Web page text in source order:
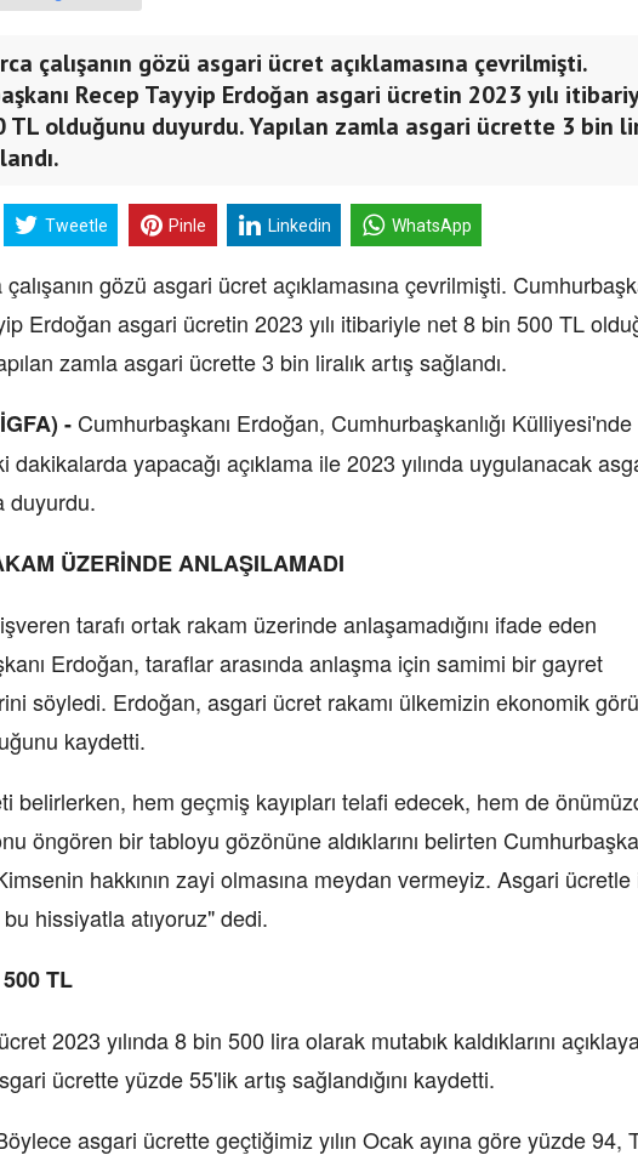
çalışanın gözü asgari ücret açıklamasına çevrilmişti.
Recep Tayyip Erdoğan asgari ücretin 2023 yılı
TL olduğunu duyurdu. Yapılan zamla asgari ücrette 3 bin
Tweetle Pinle Linkedin WhatsApp
gözü asgari ücret açıklamasına çevrilmişti.
Erdoğan asgari ücretin 2023 yılı itibariyle net 8 bin 500 TL
zamla asgari ücrette 3 bin liralık artış sağlandı.
- Cumhurbaşkanı Erdoğan, Cumhurbaşkanlığı Külliyesi'nde
dakikalarda yapacağı açıklama ile 2023 yılında uygulanacak
duyurdu.
ÜZERİNDE ANLAŞILAMADI
tarafı ortak rakam üzerinde anlaşamadığını ifade eden
Erdoğan, taraflar arasında anlaşma için samimi bir gayret
söyledi. Erdoğan, asgari ücret rakamı ülkemizin ekonomik
kaydetti.
belirlerken, hem geçmiş kayıpları telafi edecek, hem de
öngören bir tabloyu gözönüne aldıklarını belirten
hakkının zayi olmasına meydan vermeyiz. Asgari ücretle
bu hissiyatla atıyoruz" dedi.
TL
2023 yılında 8 bin 500 lira olarak mutabık kaldıklarını
ücrette yüzde 55'lik artış sağlandığını kaydetti.
asgari ücrette geçtiğimiz yılın Ocak ayına göre yüzde 94,